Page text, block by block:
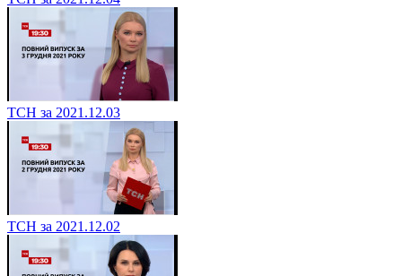
ТСН за 2021.12.03
ТСН за 2021.12.02